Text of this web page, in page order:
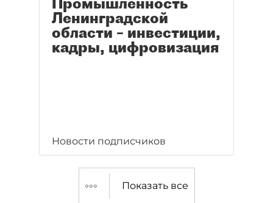
Ленинградской
области – инвестиции,
кадры, цифровизация
Новости подписчиков
Показать все